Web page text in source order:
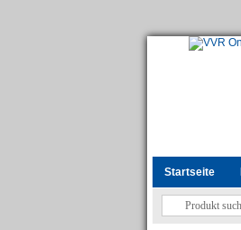
Startseite